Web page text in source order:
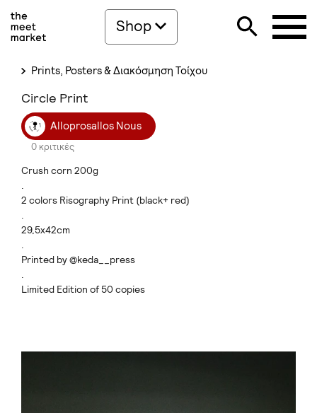
Shop
Prints, Posters & Διακόσμηση Τοίχου
Circle Print
Alloprosallos Nous
0 κριτικές
Crush corn 200g
.
2 colors Risography Print (black+ red)
.
29,5x42cm
.
Printed by @keda__press
.
Limited Edition of 50 copies